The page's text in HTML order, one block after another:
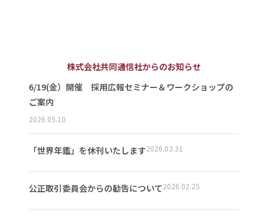
株式会社共同通信社からのお知らせ
6/19(金）開催 採用広報セミナー＆ワークショップの
ご案内
2026.05.10
「世界年鑑」を休刊いたします2026.03.31
公正取引委員会からの勧告について2026.02.25